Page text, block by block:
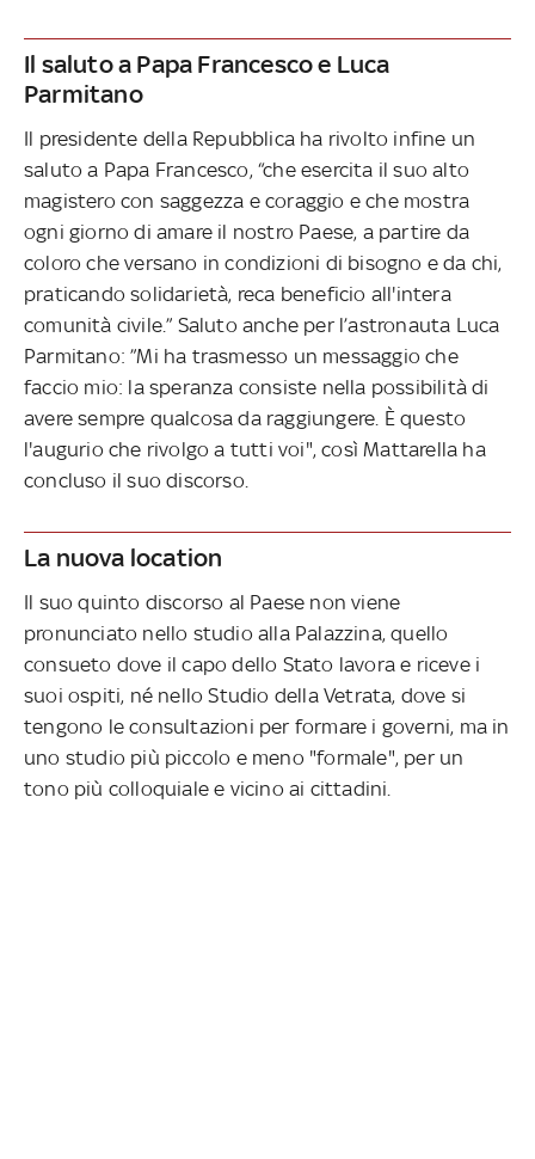
Il saluto a Papa Francesco e Luca
Parmitano
Il presidente della Repubblica ha rivolto infine un
saluto a Papa Francesco, “che esercita il suo alto
magistero con saggezza e coraggio e che mostra
ogni giorno di amare il nostro Paese, a partire da
coloro che versano in condizioni di bisogno e da chi,
praticando solidarietà, reca beneficio all'intera
comunità civile.” Saluto anche per l’astronauta Luca
Parmitano: ”Mi ha trasmesso un messaggio che
faccio mio: la speranza consiste nella possibilità di
avere sempre qualcosa da raggiungere. È questo
l'augurio che rivolgo a tutti voi", così Mattarella ha
concluso il suo discorso.
La nuova location
Il suo quinto discorso al Paese non viene
pronunciato nello studio alla Palazzina, quello
consueto dove il capo dello Stato lavora e riceve i
suoi ospiti, né nello Studio della Vetrata, dove si
tengono le consultazioni per formare i governi, ma in
uno studio più piccolo e meno "formale", per un
tono più colloquiale e vicino ai cittadini.